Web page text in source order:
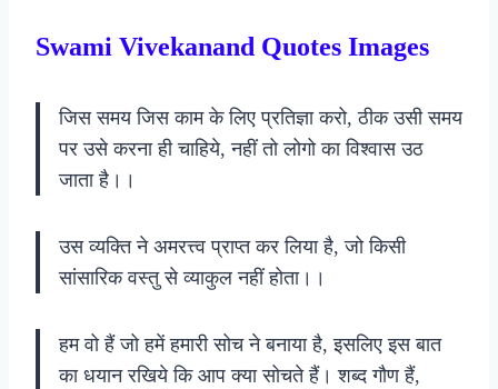
Swami Vivekanand Quotes Images
जिस समय जिस काम के लिए प्रतिज्ञा करो, ठीक उसी समय
पर उसे करना ही चाहिये, नहीं तो लोगो का विश्वास उठ
जाता है।।
उस व्यक्ति ने अमरत्त्व प्राप्त कर लिया है, जो किसी
सांसारिक वस्तु से व्याकुल नहीं होता।।
हम वो हैं जो हमें हमारी सोच ने बनाया है, इसलिए इस बात
का धयान रखिये कि आप क्या सोचते हैं। शब्द गौण हैं,